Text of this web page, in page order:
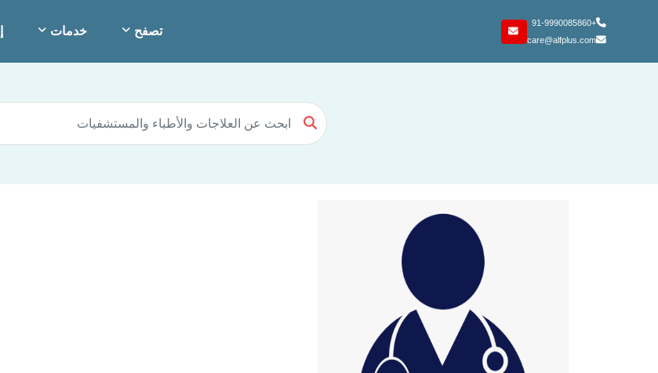
+91-9990085860
care@alfplus.com
تصفح خدمات